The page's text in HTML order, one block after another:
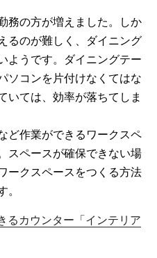
務の方が増えました。しか
るのが難しく、ダイニング
ようです。ダイニングテー
ソコンを片付けなくてはな
いては、効率が落ちてしま
ど作業ができるワークスペ
スペースが確保できない場
ークスペースをつくる方法
。
るカウンター「インテリア